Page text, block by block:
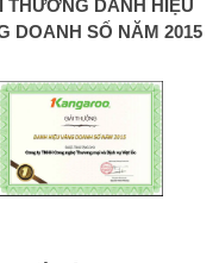
THƯỞNG DANH HIỆU
DOANH SỐ NĂM 2015